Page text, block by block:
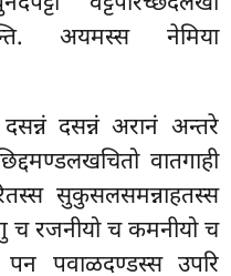
अयमस्स नेमिया
दसन्नं अरानं अन्तरे
वातगाही
सुकुसलसमन्नाहतस्स
च रजनीयो च कमनीयो च
पवाळदण्डस्स उपरि